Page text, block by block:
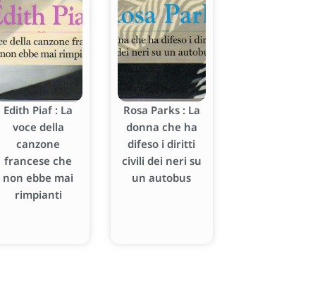
Edith Piaf : La
voce della
canzone
francese che
non ebbe mai
rimpianti
Rosa Parks : La
donna che ha
difeso i diritti
civili dei neri su
un autobus